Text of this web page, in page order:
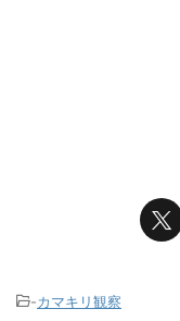
-カマキリ観察